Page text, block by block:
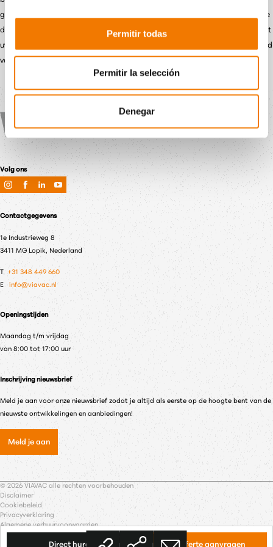
Permitir todas
Permitir la selección
Denegar
gewenste apparaat beschikbaar is. Daarnaast biedt onze transportservice
de mogelijkheid om op locatie te bezorgen. Geef via onze website door wat
uw wensen zijn, dan zorgen wij ervoor dat u met een optimaal samengesteld
vacuüm hijsapparaat aan de slag kunt.
Volg ons
Contactgegevens
1e Industrieweg 8
3411 MG Lopik, Nederland
T +31 348 449 660
E info@viavac.nl
Openingstijden
Maandag t/m vrijdag
van 8:00 tot 17:00 uur
Inschrijving nieuwsbrief
Meld je aan voor onze nieuwsbrief zodat je altijd als eerste op de hoogte bent van de
nieuwste ontwikkelingen en aanbiedingen!
Meld je aan
© 2026 VIAVAC alle rechten voorbehouden
Disclaimer
Cookiebeleid
Privacyverklaring
Algemene verhuurvoorwaarden
Direct huren Koopofferte aanvragen